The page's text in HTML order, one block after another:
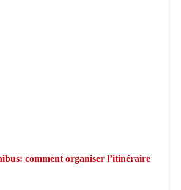
comment organiser l’itinéraire